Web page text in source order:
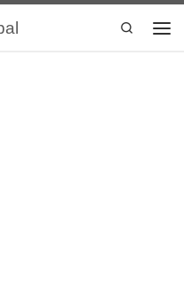
Search